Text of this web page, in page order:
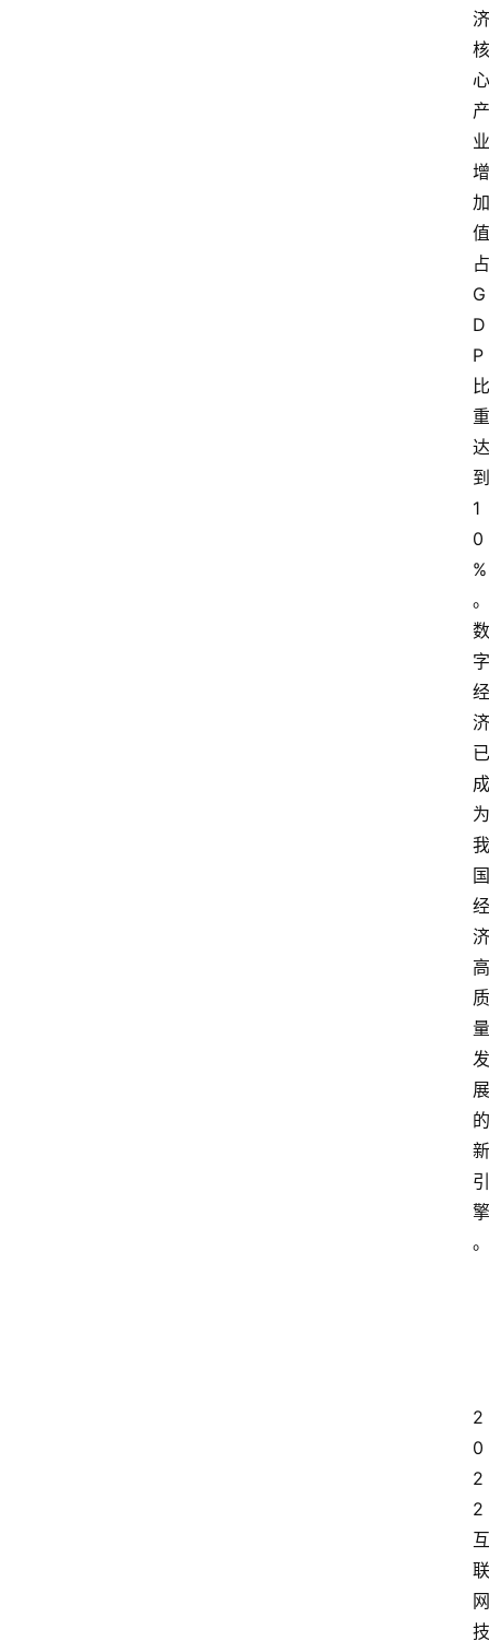
济
核
心
产
业
增
加
值
占
G
D
P
比
重
达
到
1
0
%
。
数
字
经
济
已
成
为
我
国
经
济
高
质
量
发
展
的
新
引
擎
。
2
0
2
2
互
联
网
技